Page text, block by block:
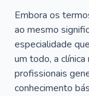
Embora os
ao mesmo
especialidade
um todo, a
profissionais
conhecimento